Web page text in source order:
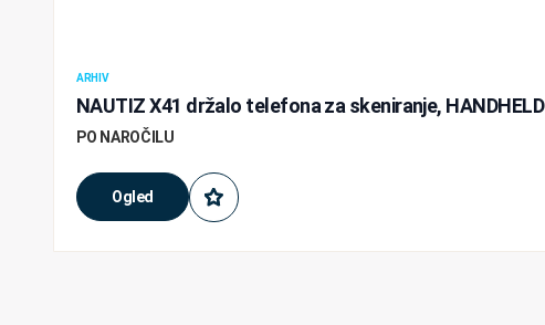
ARHIV
NAUTIZ X41 držalo telefona za skeniranje, HANDHELD
Ogled
PO NAROČILU